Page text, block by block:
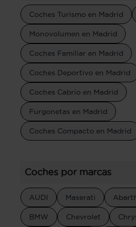
Coches Turismo en Madrid
Monovolumen en Madrid
Coches Familiar en Madrid
Coches Deportivo en Madrid
Coches Cabrio en Madrid
Furgonetas en Madrid
Coches Compacto en Madrid
Coches por marcas
AUDI Maserati
BMW Chevrolet